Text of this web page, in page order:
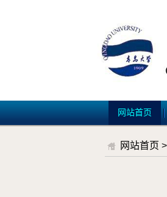
网站首页
网站首页